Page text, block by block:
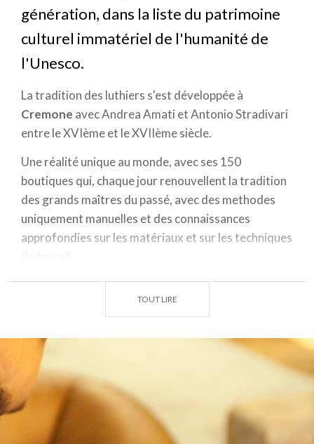
génération, dans la liste du patrimoine
culturel immatériel de l'humanité de
l'Unesco.
La tradition des luthiers s'est développée à
Cremone avec Andrea Amati et Antonio Stradivari
entre le XVIème et le XVIIème siècle.
Une réalité unique au monde, avec ses 150
boutiques qui, chaque jour renouvellent la tradition
des grands maîtres du passé, avec des methodes
uniquement manuelles et des connaissances
approfondies sur les matériaux et sur les techniques
de travail.
Au cours des siècles l'art des luthiersa
profondement caractérisé l'image de la ville: le
universelle reconduit à Cremone et à sa traditon
d'excellence.
Ne ratez pas une visite au Musée du Violon et à la
Maison Stradivari.
TOUT LIRE